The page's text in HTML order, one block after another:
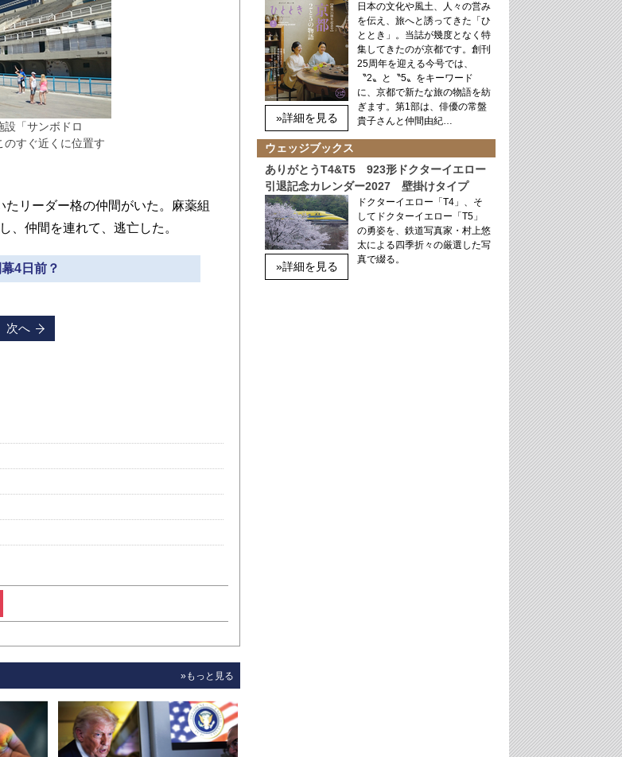
設「サンボドロ
のすぐ近くに位置す
リーダー格の仲間がいた。麻薬組
、仲間を連れて、逃亡した。
4日前？
次へ
»もっと見る
»詳細を見る
日本の文化や風土、人々の営み
を伝え、旅へと誘ってきた「ひ
ととき」。当誌が幾度となく特
集してきたのが京都です。創刊
25周年を迎える今号では、
〝2〟と〝5〟をキーワード
に、京都で新たな旅の物語を紡
ぎます。第1部は、俳優の常盤
貴子さんと仲間由紀…
ウェッジブックス
ありがとうT4&T5 923形ドクターイエロー
引退記念カレンダー2027 壁掛けタイプ
»詳細を見る
ドクターイエロー「T4」、そ
してドクターイエロー「T5」
の勇姿を、鉄道写真家・村上悠
太による四季折々の厳選した写
真で綴る。